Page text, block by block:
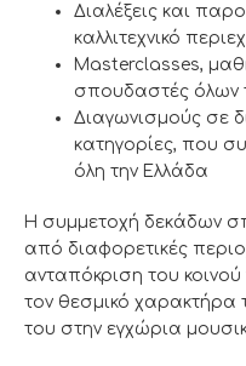
Διαλέξεις και
καλλιτεχνικό
Masterclasses,
σπουδαστές όλων
Διαγωνισμούς σε
κατηγορίες, που
όλη την Ελλάδα
Η συμμετοχή δεκάδων
από διαφορετικές
ανταπόκριση του
τον θεσμικό χαρακτήρα
του στην εγχώρια